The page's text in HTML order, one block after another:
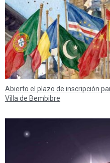
Abierto el plazo de inscripción
Villa de Bembibre